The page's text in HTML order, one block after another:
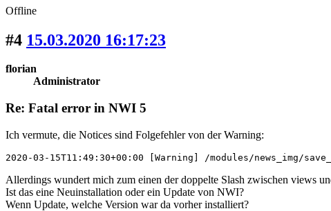
Offline
#4 15.03.2020 16:17:23
florian
Administrator
Re: Fatal error in NWI 5
Ich vermute, die Notices sind Folgefehler von der Warning:
2020-03-15T11:49:30+00:00 [Warning] /modules/
Allerdings wundert mich zum einen der doppelte Slash zwischen views
Ist das eine Neuinstallation oder ein Update von NWI?
Wenn Update, welche Version war da vorher installiert?